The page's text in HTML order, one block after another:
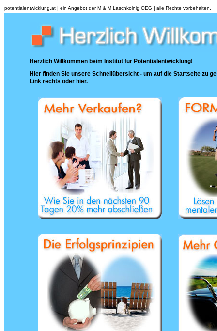
potentialentwicklung.at | ein Angebot der M & M Laschkolnig OEG | alle Rechte vorbehalten.
Herzlich Willkommen beim Institut für Potentialentwicklung!
Hier finden Sie unsere Schnellübersicht - um auf die Startseite zu
Link rechts oder hier.